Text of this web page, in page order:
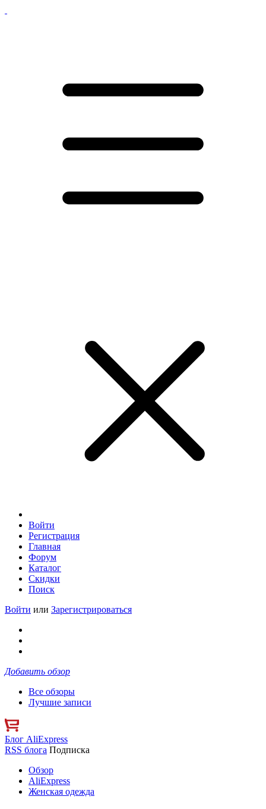
Войти
Регистрация
Главная
Форум
Каталог
Скидки
Поиск
Войти или Зарегистрироваться
Добавить обзор
Все обзоры
Лучшие записи
Блог AliExpress
RSS блога Подписка
Обзор
AliExpress
Женская одежда